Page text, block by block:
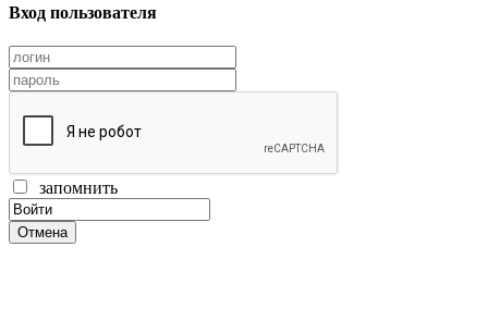
Вход пользователя
запомнить
Отмена